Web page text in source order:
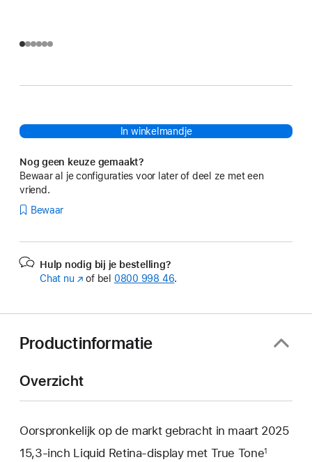
In winkelmandje
Nog geen keuze gemaakt?
Bewaar al je configuraties voor later of deel ze met een
vriend.
Bewaar
Hulp nodig bij je bestelling?
Chat nu (Wordt
of bel 0800 998 46.
Productinformatie
Overzicht
Oorspronkelijk op de markt gebracht in maart 2025
15,3‑inch Liquid Retina‑display met True Tone1